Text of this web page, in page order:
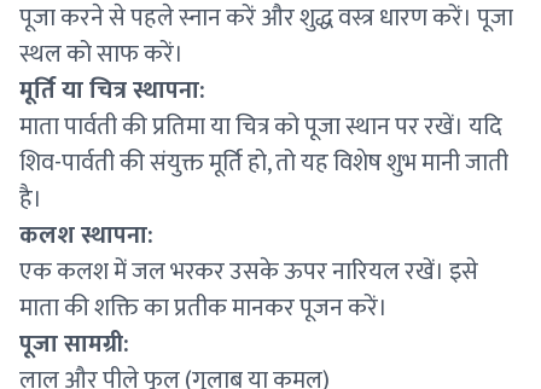
पूजा करने से पहले स्नान करें और शुद्ध वस्त्र धारण करें। पूजा
स्थल को साफ करें।
मूर्ति या चित्र स्थापना:
माता पार्वती की प्रतिमा या चित्र को पूजा स्थान पर रखें। यदि
शिव-पार्वती की संयुक्त मूर्ति हो, तो यह विशेष शुभ मानी जाती
है।
कलश स्थापना:
एक कलश में जल भरकर उसके ऊपर नारियल रखें। इसे
माता की शक्ति का प्रतीक मानकर पूजन करें।
पूजा सामग्री:
लाल और पीले फूल (गुलाब या कमल)